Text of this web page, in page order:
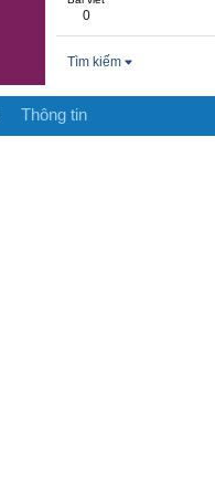
0
Tìm kiếm
Thông tin